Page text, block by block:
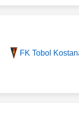
FK Tobol